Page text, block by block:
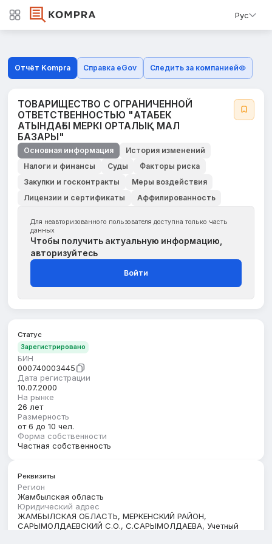
Рус
Отчёт Kompra Справка eGov Следить за компанией
ТОВАРИЩЕСТВО С ОГРАНИЧЕННОЙ
ОТВЕТСТВЕННОСТЬЮ "АТАБЕК
АТЫНДАҒЫ МЕРКІ ОРТАЛЫҚ МАЛ
БАЗАРЫ"
Основная информация
История изменений
Налоги и финансы
Суды
Факторы риска
Закупки и госконтракты
Меры воздействия
Лицензии и сертификаты
Аффилированность
Для неавторизованного пользователя доступна только часть
данных
Чтобы получить актуальную информацию,
авторизуйтесь
Войти
Статус
Зарегистрировано
БИН
000740003445
Дата регистрации
10.07.2000
На рынке
26 лет
Размерность
от 6 до 10 чел.
Форма собственности
Частная собственность
Реквизиты
Регион
Жамбылская область
Юридический адрес
ЖАМБЫЛСКАЯ ОБЛАСТЬ, МЕРКЕНСКИЙ РАЙОН,
САРЫМОЛДАЕВСКИЙ С.О., С.САРЫМОЛДАЕВА, Учетный